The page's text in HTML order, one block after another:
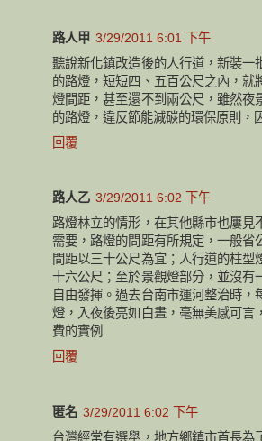
路人甲 3/29/2011 6:01 下午
聽說新化鎮改造後的人行道，新裝一
的路燈，短短四、五百公尺之內，就
燈間距，甚至還不到兩公尺，雖然夜
的路燈，違反節能減碳的環保原則，
回覆
路人乙 3/29/2011 6:02 下午
路燈林立的情形，在其他縣市也屢見
需要，路燈的間距有所規定，一般省
間距以三十公尺為宜；人行道的柱型
十六公尺；至於景觀燈部分，並沒有
自由發揮。過去台南市運河整治時，
燈，入夜後亮如白晝，毫無美感可言
費的實例.
回覆
匿名 3/29/2011 6:02 下午
台灣經常有選舉，地方鄉鎮市首長為